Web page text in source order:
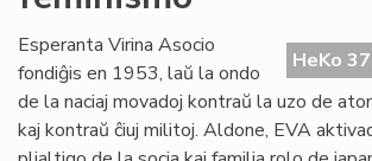
HeKo
Esperanta Virina Asocio
fondiĝis en 1953, laŭ la ondo
de la naciaj movadoj kontraŭ la uzo de
kaj kontraŭ ĉiuj militoj. Aldone, EVA